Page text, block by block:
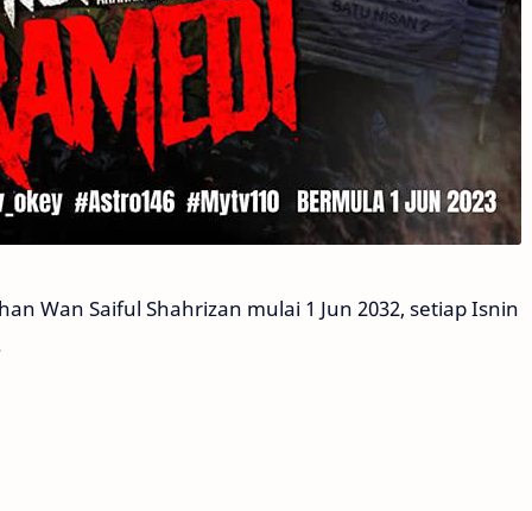
Wan Saiful Shahrizan mulai 1 Jun 2032, setiap Isnin